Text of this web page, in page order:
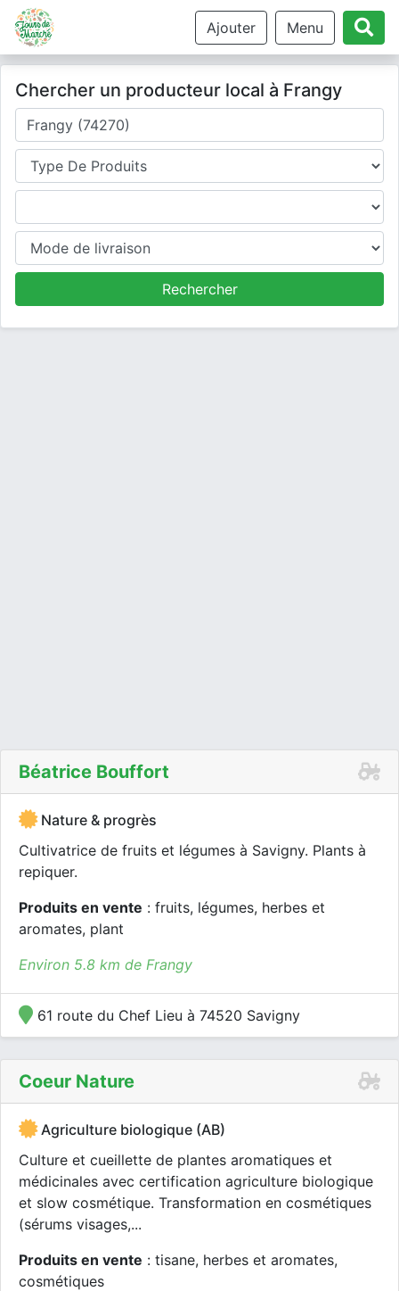
Ajouter Menu
Chercher un producteur local à Frangy
Où cherchez-vous un producteur ?
Type de produits
Produits
Mode de livraison
Rechercher
Béatrice Bouffort
Nature & progrès
Cultivatrice de fruits et légumes à Savigny. Plants à
repiquer.
Produits en vente : fruits, légumes, herbes et
aromates, plant
Environ 5.8 km de Frangy
61 route du Chef Lieu à 74520 Savigny
Coeur Nature
Agriculture biologique (AB)
Culture et cueillette de plantes aromatiques et
médicinales avec certification agriculture biologique
et slow cosmétique. Transformation en cosmétiques
(sérums visages,...
Produits en vente : tisane, herbes et aromates,
cosmétiques